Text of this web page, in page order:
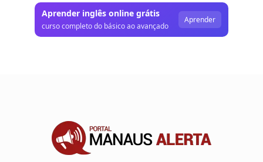
Aprender inglês online grátis
curso completo do básico ao avançado
Aprender